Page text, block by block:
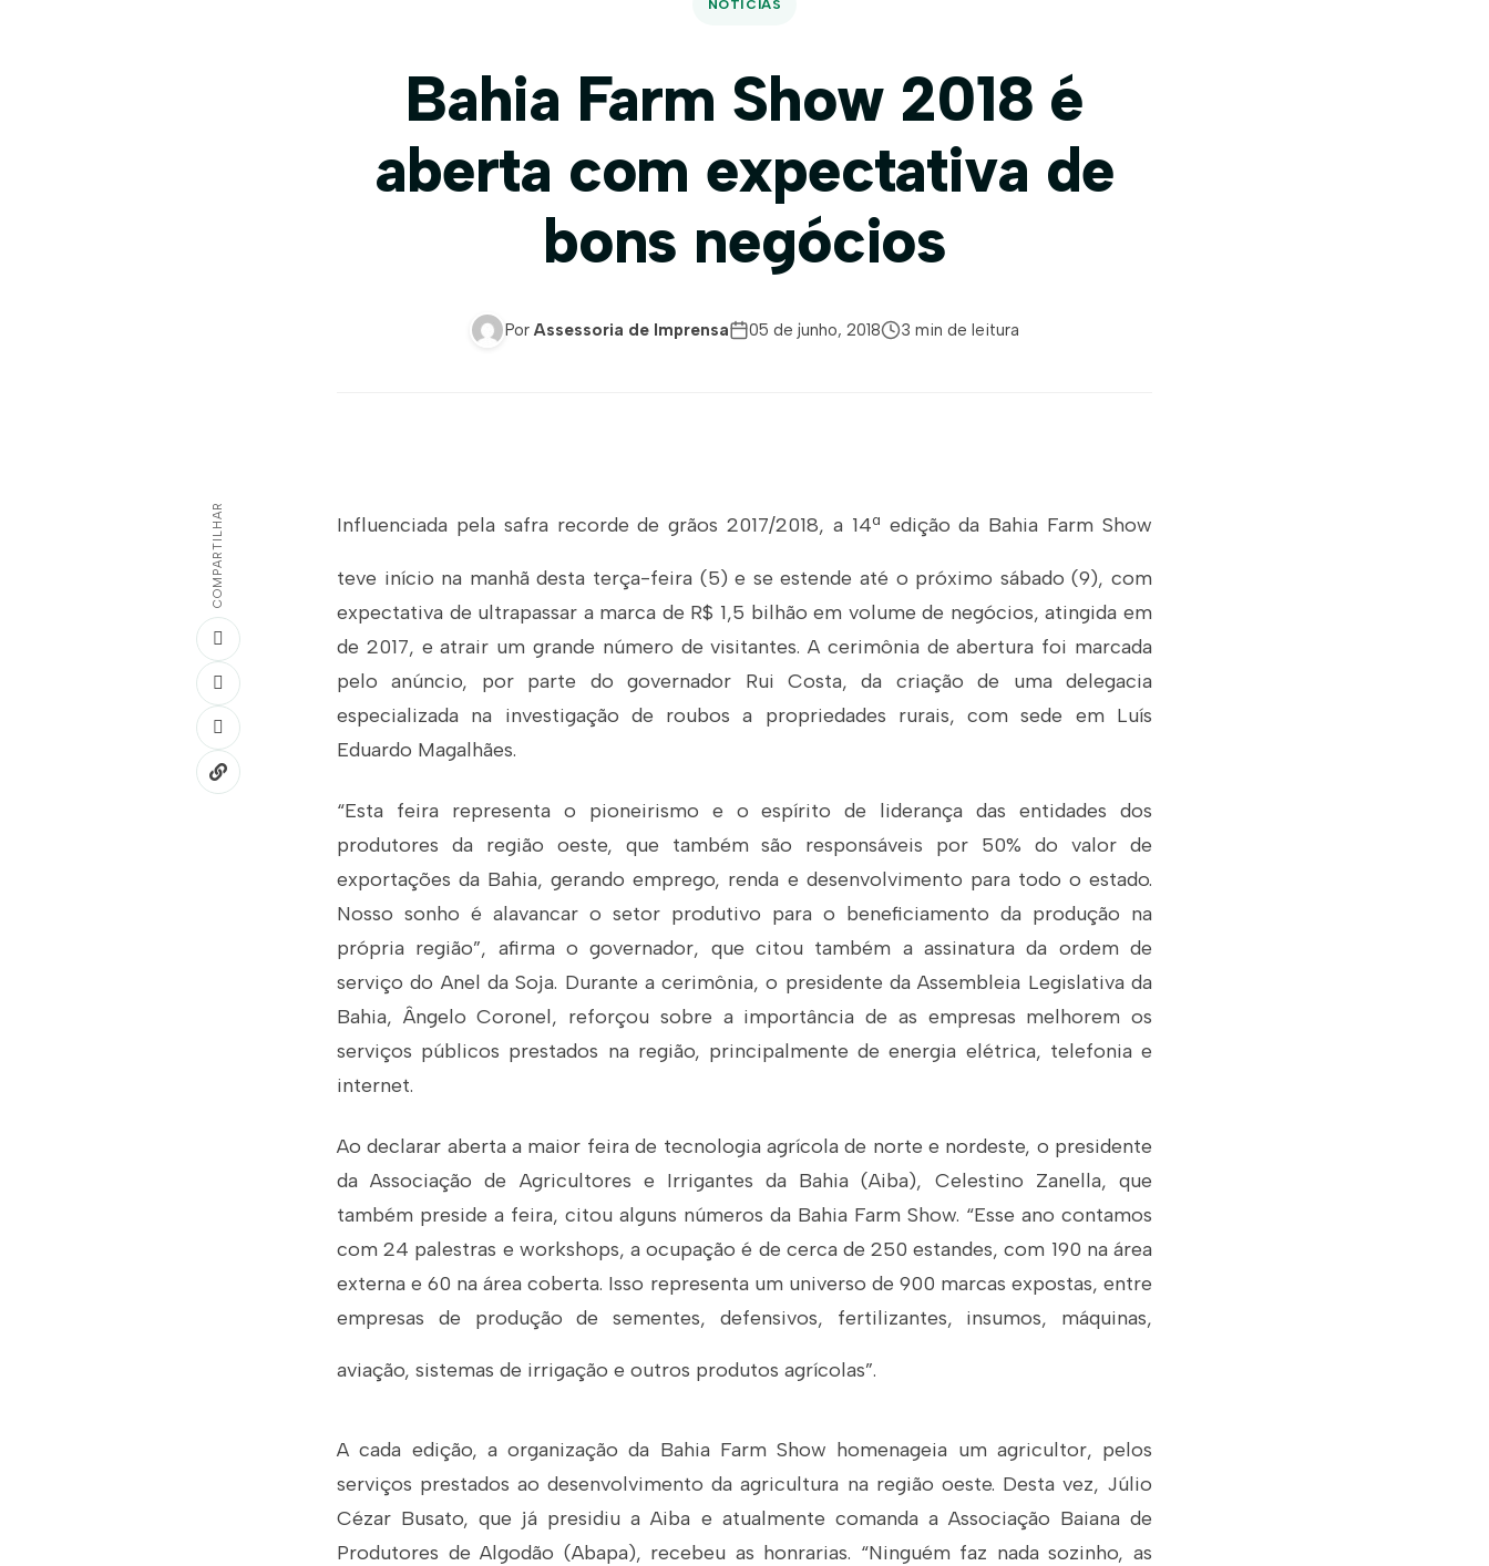
NOTÍCIAS
Bahia Farm Show 2018 é
aberta com expectativa de
bons negócios
Por Assessoria de Imprensa 05 de junho, 2018 3 min de leitura
COMPARTILHAR Influenciada pela safra recorde de grãos 2017/2018, a 14ª edição da Bahia Farm Show
teve início na manhã desta terça-feira (5) e se estende até o próximo sábado (9), com
expectativa de ultrapassar a marca de R$ 1,5 bilhão em volume de negócios, atingida em
de 2017, e atrair um grande número de visitantes. A cerimônia de abertura foi marcada
pelo anúncio, por parte do governador Rui Costa, da criação de uma delegacia
especializada na investigação de roubos a propriedades rurais, com sede em Luís
Eduardo Magalhães.
“Esta feira representa o pioneirismo e o espírito de liderança das entidades dos
produtores da região oeste, que também são responsáveis por 50% do valor de
exportações da Bahia, gerando emprego, renda e desenvolvimento para todo o estado.
Nosso sonho é alavancar o setor produtivo para o beneficiamento da produção na
própria região”, afirma o governador, que citou também a assinatura da ordem de
serviço do Anel da Soja. Durante a cerimônia, o presidente da Assembleia Legislativa da
Bahia, Ângelo Coronel, reforçou sobre a importância de as empresas melhorem os
serviços públicos prestados na região, principalmente de energia elétrica, telefonia e
internet.
Ao declarar aberta a maior feira de tecnologia agrícola de norte e nordeste, o presidente
da Associação de Agricultores e Irrigantes da Bahia (Aiba), Celestino Zanella, que
também preside a feira, citou alguns números da Bahia Farm Show. “Esse ano contamos
com 24 palestras e workshops, a ocupação é de cerca de 250 estandes, com 190 na área
externa e 60 na área coberta. Isso representa um universo de 900 marcas expostas, entre
empresas de produção de sementes, defensivos, fertilizantes, insumos, máquinas,
aviação, sistemas de irrigação e outros produtos agrícolas”.
A cada edição, a organização da Bahia Farm Show homenageia um agricultor, pelos
serviços prestados ao desenvolvimento da agricultura na região oeste. Desta vez, Júlio
Cézar Busato, que já presidiu a Aiba e atualmente comanda a Associação Baiana de
Produtores de Algodão (Abapa), recebeu as honrarias. “Ninguém faz nada sozinho, as